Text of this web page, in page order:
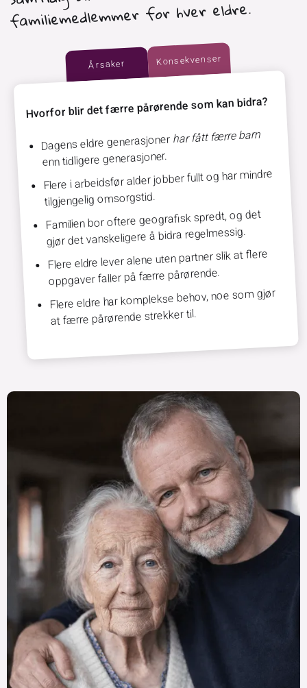
familiemedlemmer for hver eldre.
Årsaker Konsekvenser
Hvorfor blir det færre pårørende som kan bidra?
Dagens eldre generasjonerhar fått færre barn
enn tidligere generasjoner.
Flere i arbeidsfør alder jobber fullt og har mindre
tilgjengelig omsorgstid.
Familien bor oftere geografisk spredt, og det
gjør det vanskeligere å bidra regelmessig.
Flere eldre lever alene uten partner slik at flere
oppgaver faller på færre pårørende.
Flere eldre har komplekse behov, noe som gjør
at færre pårørende strekker til.